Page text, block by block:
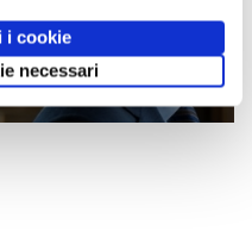
i cookie
necessari
il Direttore degli Uffizi di
Firenze